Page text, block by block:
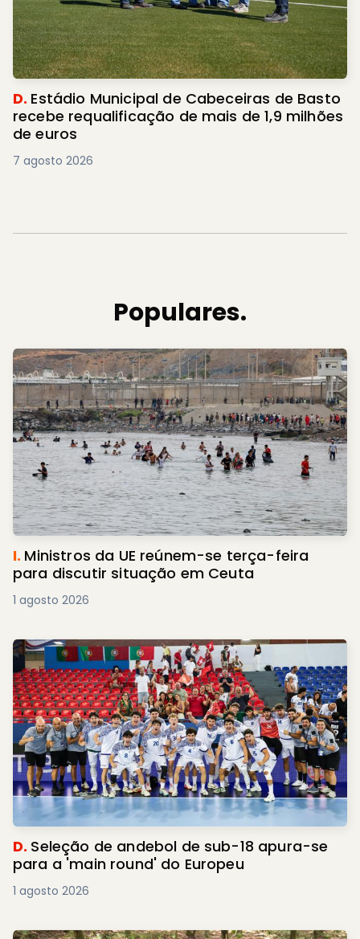
D. Estádio Municipal de Cabeceiras de Basto
recebe requalificação de mais de 1,9 milhões
de euros
7 agosto 2026
Populares.
I. Ministros da UE reúnem-se terça-feira
para discutir situação em Ceuta
1 agosto 2026
D. Seleção de andebol de sub-18 apura-se
para a 'main round' do Europeu
1 agosto 2026